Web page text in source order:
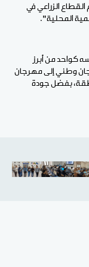
الزراعي في
المحلية".
كواحد من أبرز
وطني إلى مهرجان
بفضل جودة